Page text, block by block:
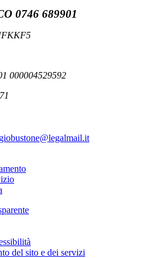
0746 689901
000004529592
del sito e dei servizi